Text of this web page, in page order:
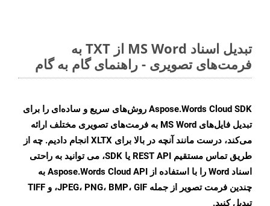
تبدیل اسناد MS Word از TXT به
فرمت‌های تصویری - راهنمای گام به گام
Aspose.Words Cloud SDK روش‌های سریع و ساده‌ای را برای
تبدیل فایل‌های MS Word به فرمت‌های تصویری مختلف ارائه
می‌کند، درست مانند آنچه در بالا برای XLTX انجام دادیم. چه از
طریق تماس مستقیم REST API یا SDK، می توانید به راحتی
اسناد Word را با استفاده از Aspose.Words Cloud API به
چندین فرمت تصویر از جمله JPEG، PNG، BMP، GIF، و TIFF
تبدیل کنید.